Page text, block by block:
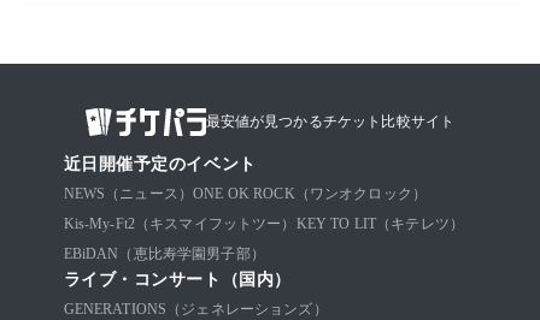
最安値が見つかるチケット比較サイト
近日開催予定のイベント
NEWS（ニュース） ONE OK ROCK（ワンオクロック）
Kis-My-Ft2（キスマイフットツー） KEY TO LIT（キテレツ）
EBiDAN（恵比寿学園男子部）
ライブ・コンサート（国内）
GENERATIONS（ジェネレーションズ）